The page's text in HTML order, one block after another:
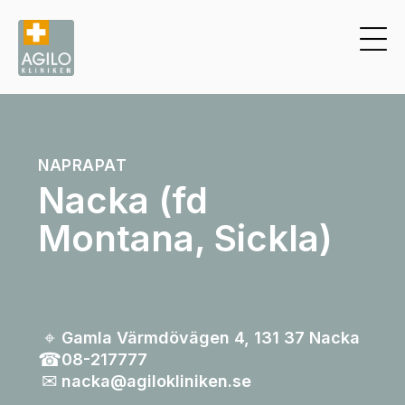
NAPRAPAT
Nacka (fd
Montana, Sickla)
⌖ Gamla Värmdövägen 4, 131 37 Nacka
☎︎08-217777
✉︎ nacka@agilokliniken.se